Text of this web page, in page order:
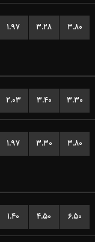
۱.۹۷ ۳.۲۸ ۳.۸۰
۲.۰۳ ۳.۴۰ ۳.۳۰
۱.۹۷ ۳.۳۰ ۳.۸۰
۱.۴۰ ۴.۵۰ ۶.۵۰